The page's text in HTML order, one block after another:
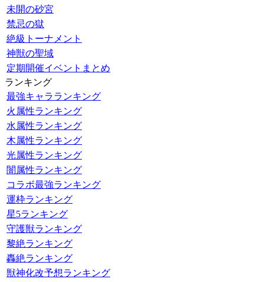
未開の砂宮
禁忌の獄
絶級トーナメント
神獣の聖域
定期開催イベントまとめ
ランキング
最強キャラランキング
火属性ランキング
水属性ランキング
木属性ランキング
光属性ランキング
闇属性ランキング
コラボ最強ランキング
運枠ランキング
星5ランキング
守護獣ランキング
黎絶ランキング
轟絶ランキング
獣神化改予想ランキング